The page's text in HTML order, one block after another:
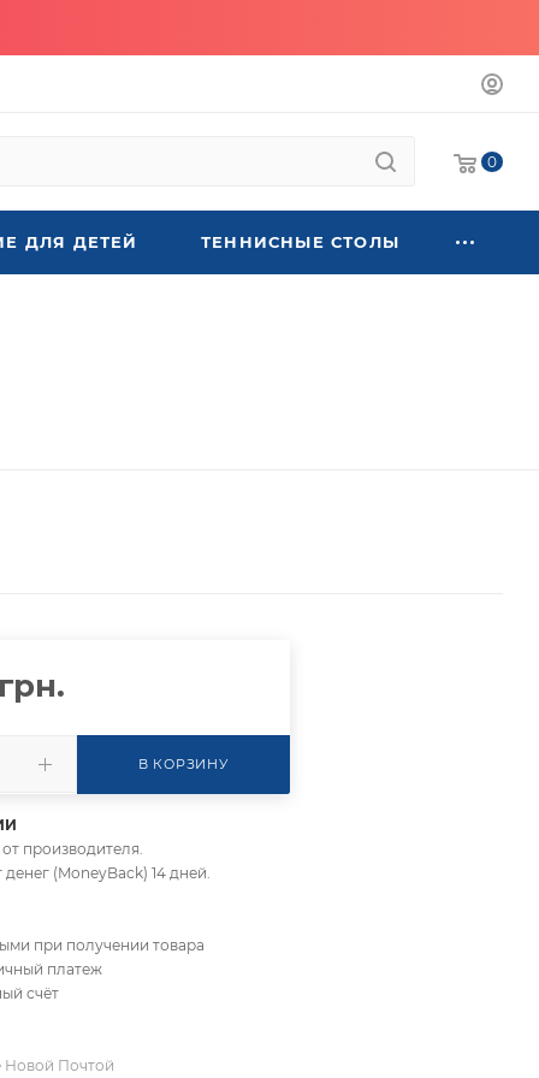
0
ДЛЯ ДЕТЕЙ ТЕННИСНЫЕ СТОЛЫ
В КОРЗИНУ
от производителя.
денег (MoneyBack) 14 дней.
при получении товара
платеж
счёт
Новой Почтой